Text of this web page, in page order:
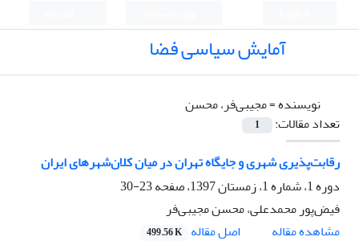
آمایش سیاسی فضا
نویسنده =مجیبی‌فر، محسن
تعداد مقالات:
1
رقابت‌پذیری شهری و جایگاه تهران در میان کلان‌شهرهای ایران
دوره 1، شماره 1، زمستان 1397، صفحه
23-30
فیض‌پور محمدعلی، محسن مجیبی‌فر
مشاهده مقاله
اصل مقاله 499.56 K